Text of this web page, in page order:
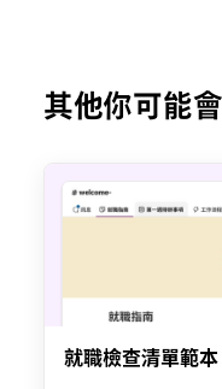
其他你可能
就職檢查清單範本